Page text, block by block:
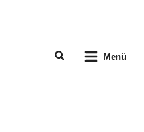
Suchen Menü